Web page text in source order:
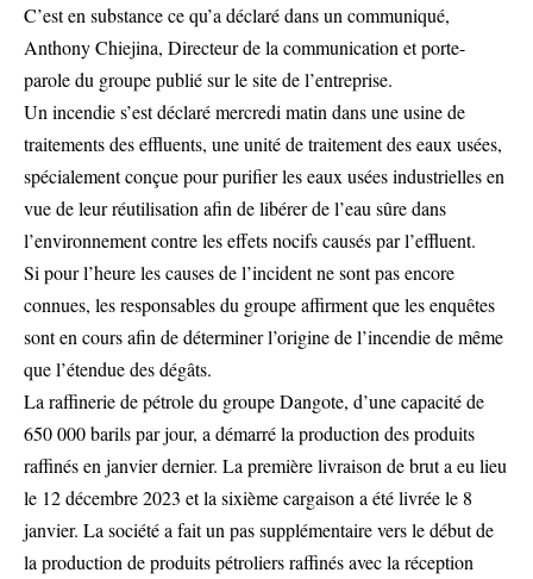
C’est en substance ce qu’a déclaré dans un communiqué,
Anthony Chiejina, Directeur de la communication et porte-
parole du groupe publié sur le site de l’entreprise.
Un incendie s’est déclaré mercredi matin dans une usine de
traitements des effluents, une unité de traitement des eaux usées,
spécialement conçue pour purifier les eaux usées industrielles en
vue de leur réutilisation afin de libérer de l’eau sûre dans
l’environnement contre les effets nocifs causés par l’effluent.
Si pour l’heure les causes de l’incident ne sont pas encore
connues, les responsables du groupe affirment que les enquêtes
sont en cours afin de déterminer l’origine de l’incendie de même
que l’étendue des dégâts.
La raffinerie de pétrole du groupe Dangote, d’une capacité de
650 000 barils par jour, a démarré la production des produits
raffinés en janvier dernier. La première livraison de brut a eu lieu
le 12 décembre 2023 et la sixième cargaison a été livrée le 8
janvier. La société a fait un pas supplémentaire vers le début de
la production de produits pétroliers raffinés avec la réception